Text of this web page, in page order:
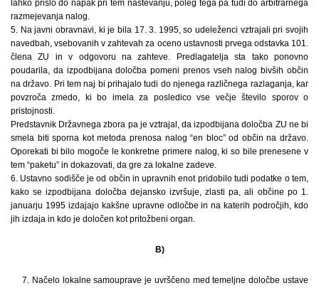
lahko prišlo do napak pri tem naštevanju, poleg tega pa tudi do arbitrarnega
razmejevanja nalog.
5. Na javni obravnavi, ki je bila 17. 3. 1995, so udeleženci vztrajali pri svojih
navedbah, vsebovanih v zahtevah za oceno ustavnosti prvega odstavka 101.
člena ZU in v odgovoru na zahteve. Predlagatelja sta tako ponovno
poudarila, da izpodbijana določba pomeni prenos vseh nalog bivših občin
na državo. Pri tem naj bi prihajalo tudi do njenega različnega razlaganja, kar
povzroča zmedo, ki bo imela za posledico vse večje število sporov o
pristojnosti.
Predstavnik Državnega zbora pa je vztrajal, da izpodbijana določba ZU ne bi
smela biti sporna kot metoda prenosa nalog “en bloc” od občin na državo.
Oporekati bi bilo mogoče le konkretne primere nalog, ki so bile prenesene v
tem “paketu” in dokazovati, da gre za lokalne zadeve.
6. Ustavno sodišče je od občin in upravnih enot pridobilo tudi podatke o tem,
kako se izpodbijana določba dejansko izvršuje, zlasti pa, ali občine po 1.
januarju 1995 izdajajo kakšne upravne odločbe in na katerih področjih, kdo
jih izdaja in kdo je določen kot pritožbeni organ.
B)
7. Načelo lokalne samouprave je uvrščeno med temeljne določbe ustave